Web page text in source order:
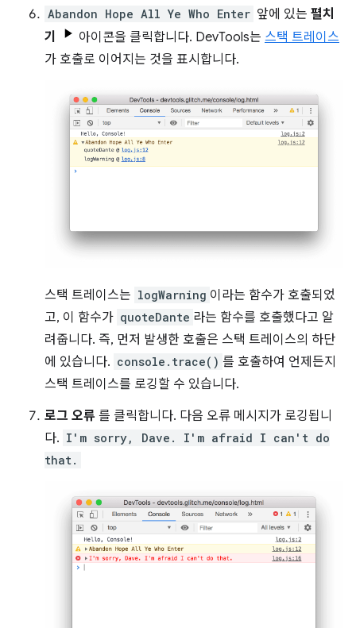
Abandon Hope All Ye Who Enter 앞에 있는 펼치
기
아이콘을 클릭합니다. DevTools는 스택 트레이스
가 호출로 이어지는 것을 표시합니다.
스택 트레이스는 logWarning 이라는 함수가 호출되었
고, 이 함수가 quoteDante 라는 함수를 호출했다고 알
려줍니다. 즉, 먼저 발생한 호출은 스택 트레이스의 하단
에 있습니다. console.trace() 를 호출하여 언제든지
스택 트레이스를 로깅할 수 있습니다.
로그 오류 를 클릭합니다. 다음 오류 메시지가 로깅됩니
다. I'm sorry, Dave. I'm afraid I can't do
that.